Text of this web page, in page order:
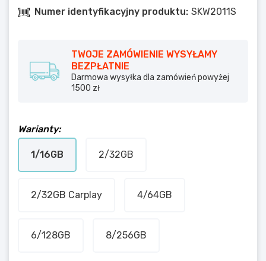
Numer identyfikacyjny produktu: SKW2011S
TWOJE ZAMÓWIENIE WYSYŁAMY
BEZPŁATNIE
Darmowa wysyłka dla zamówień powyżej
1500 zł
Warianty:
1/16GB 2/32GB
2/32GB Carplay 4/64GB
6/128GB 8/256GB